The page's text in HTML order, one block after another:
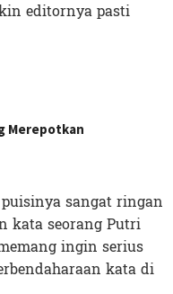
editornya pasti
Merepotkan
sangat ringan
kata seorang Putri
ingin serius
kata di